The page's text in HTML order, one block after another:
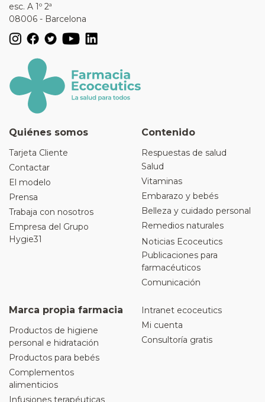
esc. A 1º 2ª
08006 - Barcelona
Quiénes somos
Tarjeta Cliente
Contactar
El modelo
Prensa
Trabaja con nosotros
Empresa del Grupo
Hygie31
Contenido
Respuestas de salud
Salud
Vitaminas
Embarazo y bebés
Belleza y cuidado personal
Remedios naturales
Noticias Ecoceutics
Publicaciones para
farmacéuticos
Comunicación
Marca propia farmacia
Productos de higiene
personal e hidratación
Productos para bebés
Complementos
alimenticios
Infusiones terapéuticas
Intranet ecoceutics
Mi cuenta
Consultoría gratis